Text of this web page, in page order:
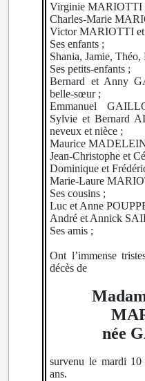
Virginie MARIOTTI
Charles-Marie
Victor MARIOTTI et
Ses enfants ;
Shania, Jamie,
Ses petits-enfants ;
Bernard et Anny
belle-sœur ;
Emmanuel
Sylvie et Bernard
neveux et nièce ;
Maurice
Jean-Christophe et
Dominique et
Marie-Laure
Ses cousins ;
Luc et Anne
André et Annick
Ses amis ;
Ont l’immense
décès de
née
survenu le mardi
ans.